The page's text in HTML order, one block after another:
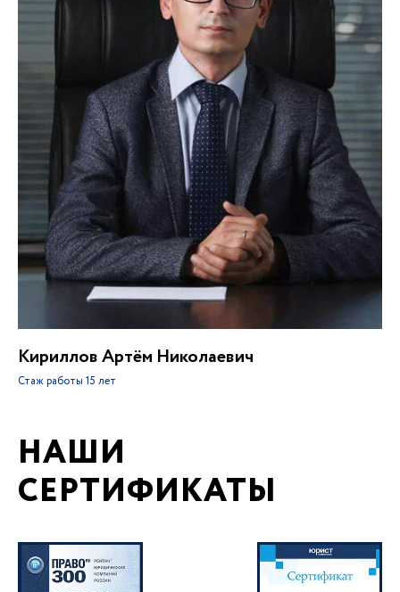
Кириллов Артём Николаевич
Стаж работы 15 лет
НАШИ
СЕРТИФИКАТЫ